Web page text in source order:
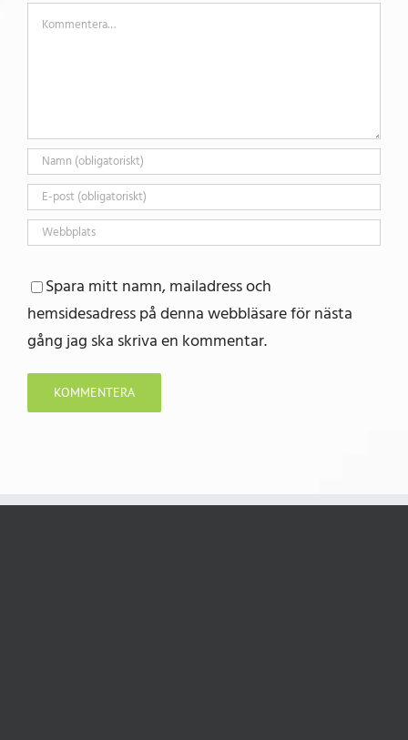
Kommentar
Spara mitt namn, mailadress och
hemsidesadress på denna webbläsare för nästa
gång jag ska skriva en kommentar.